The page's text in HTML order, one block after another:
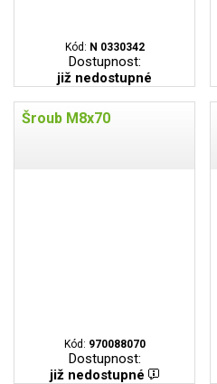
Kód: N 0330342
Dostupnost:
již nedostupné
Šroub M8x70
Kód: 970088070
Dostupnost:
již nedostupné